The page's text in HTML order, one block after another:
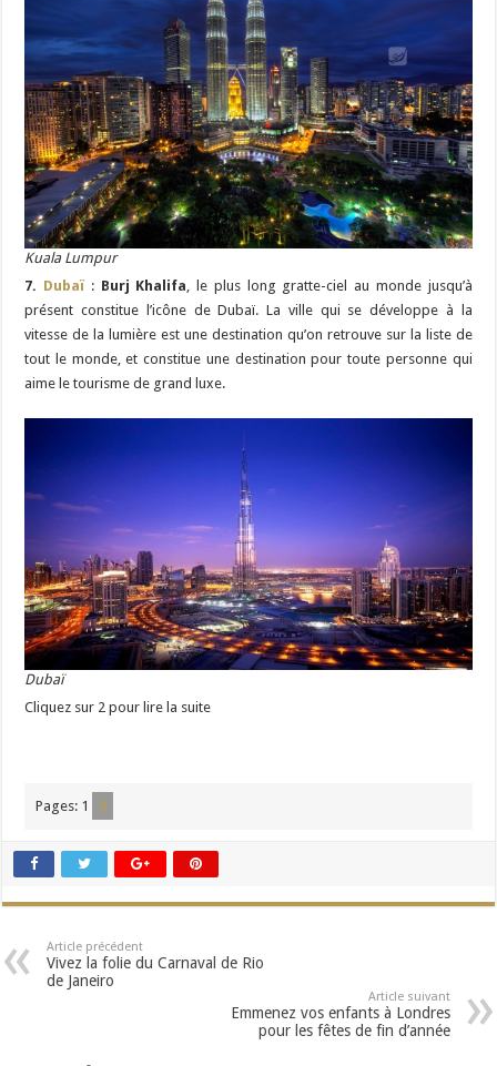
Kuala Lumpur
7. Dubaï : Burj Khalifa, le plus long gratte-ciel au monde jusqu’à
présent constitue l’icône de Dubaï. La ville qui se développe à la
vitesse de la lumière est une destination qu’on retrouve sur la liste de
tout le monde, et constitue une destination pour toute personne qui
aime le tourisme de grand luxe.
Dubaï
Cliquez sur 2 pour lire la suite
Pages: 1 2
Article précédent
Vivez la folie du Carnaval de Rio
de Janeiro
Article suivant
Emmenez vos enfants à Londres
pour les fêtes de fin d’année